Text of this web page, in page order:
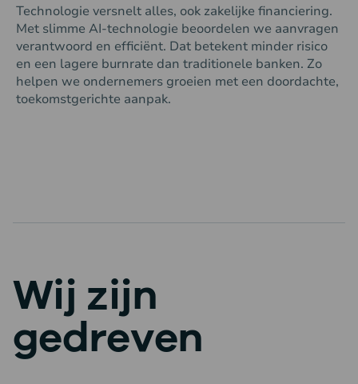
Technologie versnelt alles, ook zakelijke financiering.
Met slimme AI-technologie beoordelen we aanvragen
verantwoord en efficiënt. Dat betekent minder risico
en een lagere burnrate dan traditionele banken. Zo
helpen we ondernemers groeien met een doordachte,
toekomstgerichte aanpak.
Wij zijn
gedreven